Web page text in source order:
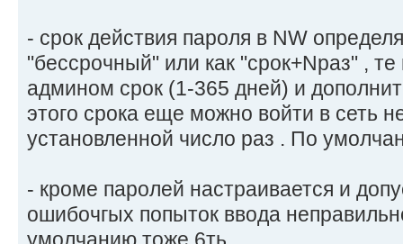
- срок действия пароля в NW
"бессрочный" или как "срок+Nраз" ,
админом срок (1-365 дней) и
этого срока еще можно войти в сеть
установленной число раз . По
- кроме паролей настраивается и
ошибочгых попыток ввода
умолчанию тоже 6ть